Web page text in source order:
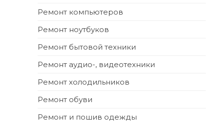
Ремонт компьютеров
Ремонт ноутбуков
Ремонт бытовой техники
Ремонт аудио-, видеотехники
Ремонт холодильников
Ремонт обуви
Ремонт и пошив одежды